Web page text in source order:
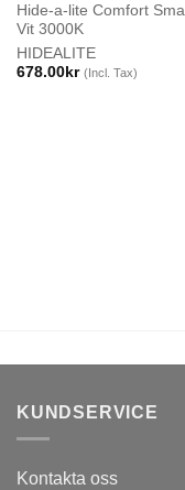
Hide-a-lite Comfort
Vit 3000K
HIDEALITE
678.00kr (Incl. Tax)
KUNDSERVICE
Kontakta oss